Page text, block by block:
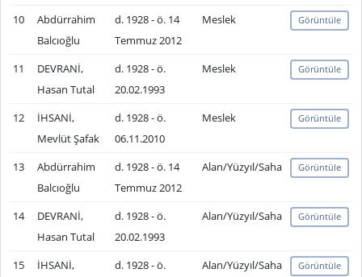
10
Abdürrahim
Balcıoğlu
d. 1928 - ö. 14
Temmuz 2012
Meslek Görüntüle
11
DEVRANİ,
Hasan Tutal
d. 1928 - ö.
20.02.1993
Meslek Görüntüle
12
İHSANİ,
Mevlüt Şafak
d. 1928 - ö.
06.11.2010
Meslek Görüntüle
13
Abdürrahim
Balcıoğlu
d. 1928 - ö. 14
Temmuz 2012
Alan/Yüzyıl/Saha Görüntüle
14
DEVRANİ,
Hasan Tutal
d. 1928 - ö.
20.02.1993
Alan/Yüzyıl/Saha Görüntüle
15 İHSANİ, d. 1928 - ö. Alan/Yüzyıl/Saha Görüntüle